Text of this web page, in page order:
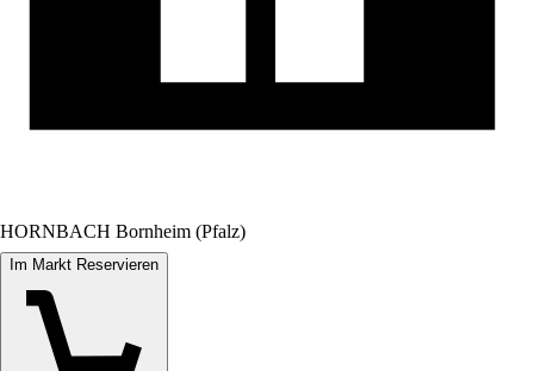
HORNBACH Bornheim (Pfalz)
Im Markt Reservieren